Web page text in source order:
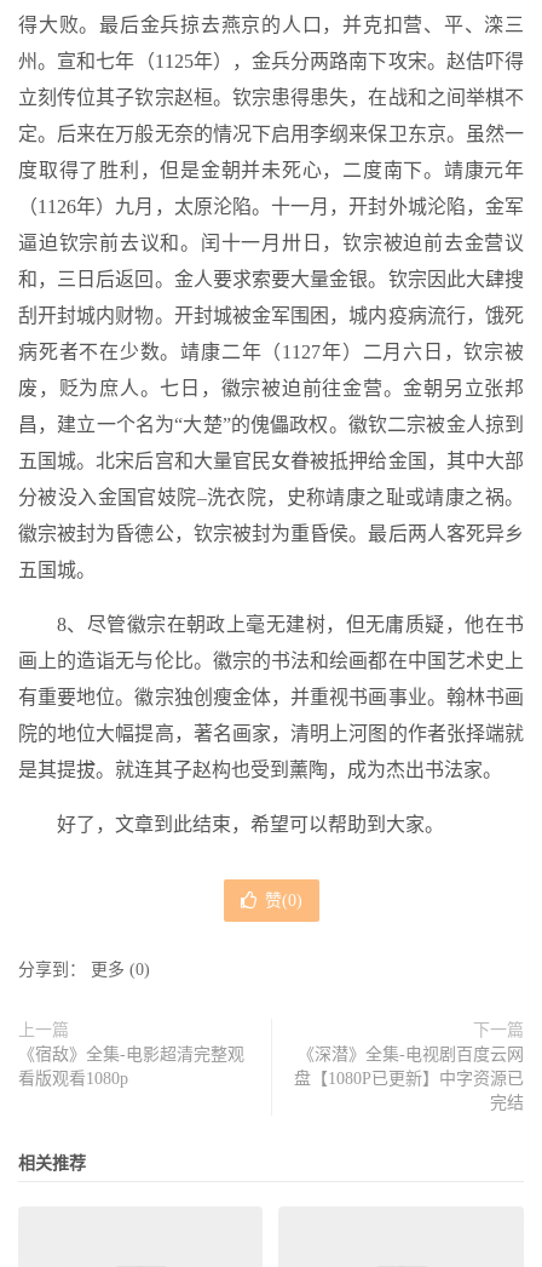
得大败。最后金兵掠去燕京的人口，并克扣营、平、滦三
州。宣和七年（1125年），金兵分两路南下攻宋。赵佶吓得
立刻传位其子钦宗赵桓。钦宗患得患失，在战和之间举棋不
定。后来在万般无奈的情况下启用李纲来保卫东京。虽然一
度取得了胜利，但是金朝并未死心，二度南下。靖康元年
（1126年）九月，太原沦陷。十一月，开封外城沦陷，金军
逼迫钦宗前去议和。闰十一月卅日，钦宗被迫前去金营议
和，三日后返回。金人要求索要大量金银。钦宗因此大肆搜
刮开封城内财物。开封城被金军围困，城内疫病流行，饿死
病死者不在少数。靖康二年（1127年）二月六日，钦宗被
废，贬为庶人。七日，徽宗被迫前往金营。金朝另立张邦
昌，建立一个名为“大楚”的傀儡政权。徽钦二宗被金人掠到
五国城。北宋后宫和大量官民女眷被抵押给金国，其中大部
分被没入金国官妓院–洗衣院，史称靖康之耻或靖康之祸。
徽宗被封为昏德公，钦宗被封为重昏侯。最后两人客死异乡
五国城。
8、尽管徽宗在朝政上毫无建树，但无庸质疑，他在书
画上的造诣无与伦比。徽宗的书法和绘画都在中国艺术史上
有重要地位。徽宗独创瘦金体，并重视书画事业。翰林书画
院的地位大幅提高，著名画家，清明上河图的作者张择端就
是其提拔。就连其子赵构也受到薰陶，成为杰出书法家。
好了，文章到此结束，希望可以帮助到大家。
赞(0)
分享到： 更多 (0)
上一篇
《宿敌》全集-电影超清完整观
看版观看1080p
下一篇
《深潜》全集-电视剧百度云网
盘【1080P已更新】中字资源已
完结
相关推荐